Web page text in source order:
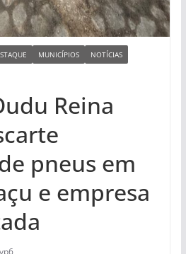
MUNICÍPIOS
NOTÍCIAS
Reina
pneus em
e empresa